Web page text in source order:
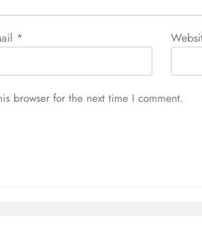
*
browser for the next time I comment.